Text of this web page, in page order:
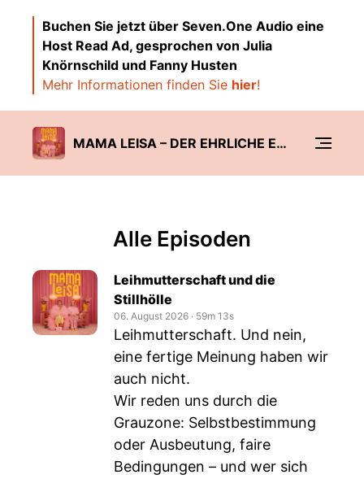
Buchen Sie jetzt über Seven.One Audio eine
Host Read Ad, gesprochen von Julia
Knörnschild und Fanny Husten
Mehr Informationen finden Sie hier!
MAMA LEISA – DER EHRLICHE ELTERNPODCAST ÜBER FAMILIE & MENTAL LOAD
Alle Episoden
Leihmutterschaft und die
Stillhölle
06. August 2026 ‧ 59m 13s
Leihmutterschaft. Und nein,
eine fertige Meinung haben wir
auch nicht.
Wir reden uns durch die
Grauzone: Selbstbestimmung
oder Ausbeutung, faire
Bedingungen – und wer sich